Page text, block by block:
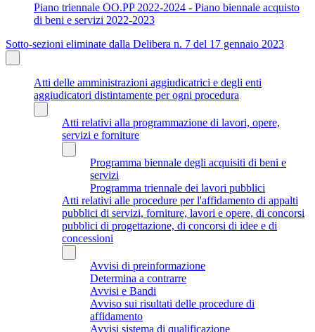
Piano triennale OO.PP 2022-2024 - Piano biennale acquisto
di beni e servizi 2022-2023
Sotto-sezioni eliminate dalla Delibera n. 7 del 17 gennaio 2023
Atti delle amministrazioni aggiudicatrici e degli enti
aggiudicatori distintamente per ogni procedura
Atti relativi alla programmazione di lavori, opere,
servizi e forniture
Programma biennale degli acquisiti di beni e
servizi
Programma triennale dei lavori pubblici
Atti relativi alle procedure per l'affidamento di appalti
pubblici di servizi, forniture, lavori e opere, di concorsi
pubblici di progettazione, di concorsi di idee e di
concessioni
Avvisi di preinformazione
Determina a contrarre
Avvisi e Bandi
Avviso sui risultati delle procedure di
affidamento
Avvisi sistema di qualificazione